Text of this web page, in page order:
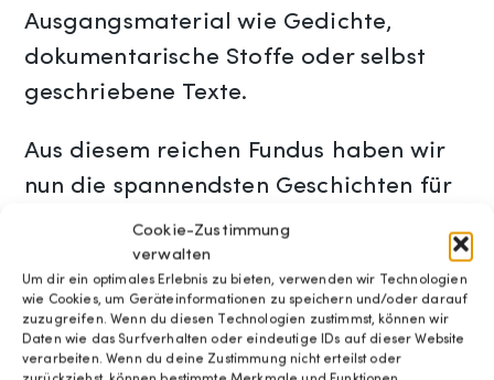
Cookie-Zustimmung
verwalten
Um dir ein optimales Erlebnis zu bieten, verwenden wir Technologien
wie Cookies, um Geräteinformationen zu speichern und/oder darauf
zuzugreifen. Wenn du diesen Technologien zustimmst, können wir
Daten wie das Surfverhalten oder eindeutige IDs auf dieser Website
verarbeiten. Wenn du deine Zustimmung nicht erteilst oder
Ausgangsmaterial wie Gedichte,
dokumentarische Stoffe oder selbst
geschriebene Texte.
Aus diesem reichen Fundus haben wir
nun die spannendsten Geschichten für
diese Lesung zusammengestellt. Der
Bogen spannt sich von Peter Weiss bis
Alessandro Baricco.
Es lesen: Ralf Selmer, Ulf Goerges,